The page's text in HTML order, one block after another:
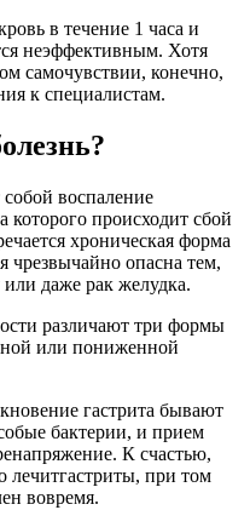
в течение 1 часа и
неэффективным. Хотя
самочувствии, конечно,
к специалистам.
собой воспаление
которого происходит сбой
хроническая форма
чрезвычайно опасна тем,
или даже рак желудка.
различают три формы
или пониженной
гастрита бывают
бактерии, и прием
К счастью,
лечитгастриты, при том
вовремя.